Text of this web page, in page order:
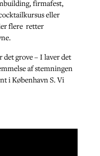
firmafest,
eller
flere retter
det grove – I laver det
af stemningen
i København S. Vi